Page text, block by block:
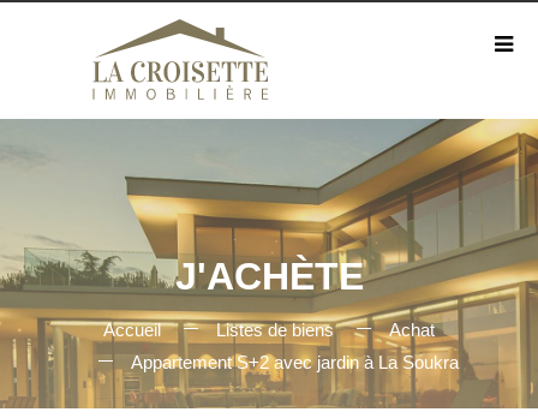
J'ACHÈTE
Accueil Listes de biens
Achat
Appartement S+2 avec jardin à La Soukra